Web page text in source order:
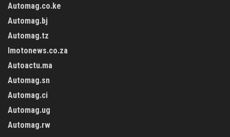
Automag.co.ke
Automag.bj
Automag.tz
Imotonews.co.za
Autoactu.ma
Automag.sn
Automag.ci
Automag.ug
Automag.rw